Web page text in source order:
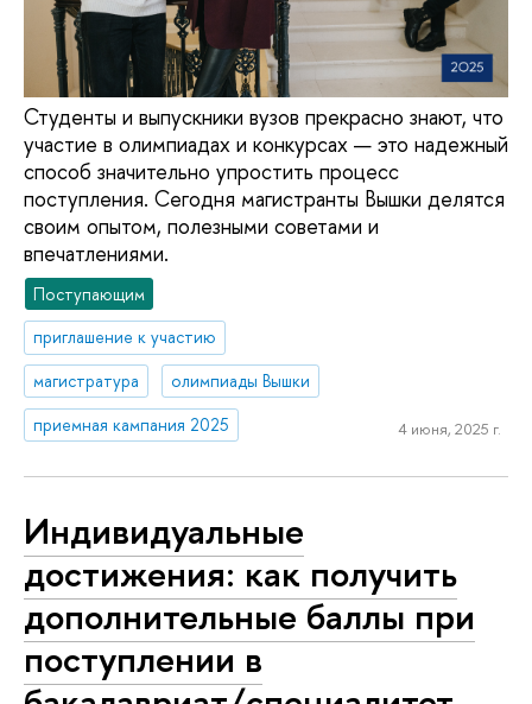
Студенты и выпускники вузов прекрасно знают, что
участие в олимпиадах и конкурсах — это надежный
способ значительно упростить процесс
поступления. Сегодня магистранты Вышки делятся
своим опытом, полезными советами и
впечатлениями.
Поступающим
приглашение к участию
магистратура
олимпиады Вышки
приемная кампания 2025
4 июня, 2025 г.
Индивидуальные
достижения: как получить
дополнительные баллы при
поступлении в